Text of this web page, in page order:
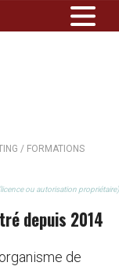
/ FORMATIONS
ou autorisation propriétaire)
depuis 2014
de